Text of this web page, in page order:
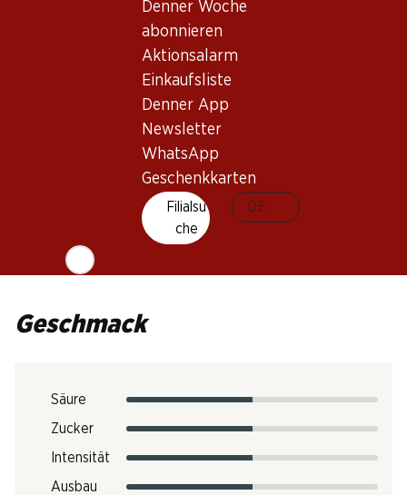
Denner Woche
abonnieren
Aktionsalarm
Einkaufsliste
Denner App
Newsletter
WhatsApp
Geschenkkarten
Filialsu
che
DE
Trinktemperatur
CO2-Fussabdruck
1029956
Geschmack
Säure
Zucker
Intensität
Ausbau